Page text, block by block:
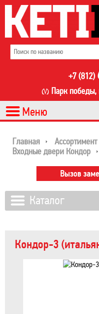
+7 (812)
Парк
Главная
Входные двери Кондор
Кондор-3